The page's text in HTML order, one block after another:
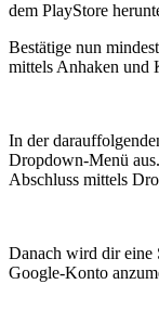
dem PlayStore
Bestätige nun
mittels Anhaken und
In der
Dropdown-Menü
Abschluss mittels
Danach wird dir eine
Google-Konto